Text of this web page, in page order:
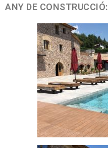
ANY DE CONSTRUCCIÓ: